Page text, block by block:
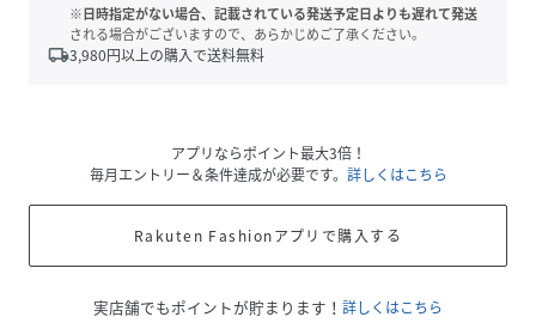
※日時指定がない場合、記載されている発送予定日よりも遅れて発送
される場合がございますので、あらかじめご了承ください。
local_shipping3,980円以上の購入で送料無料
アプリならポイント最大3倍！
毎月エントリー＆条件達成が必要です。 詳しくはこちら
Rakuten Fashionアプリで購入する
実店舗でもポイントが貯まります！ 詳しくはこちら